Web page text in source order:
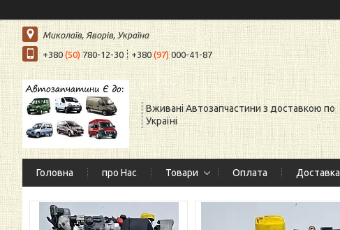
Миколаїв, Яворів, Україна
+380 (50)780-12-30 +380(97)000-41-87
Вживані Автозапчастини з доставкою по
Україні
Головна про Нас Товари Оплата Доставка